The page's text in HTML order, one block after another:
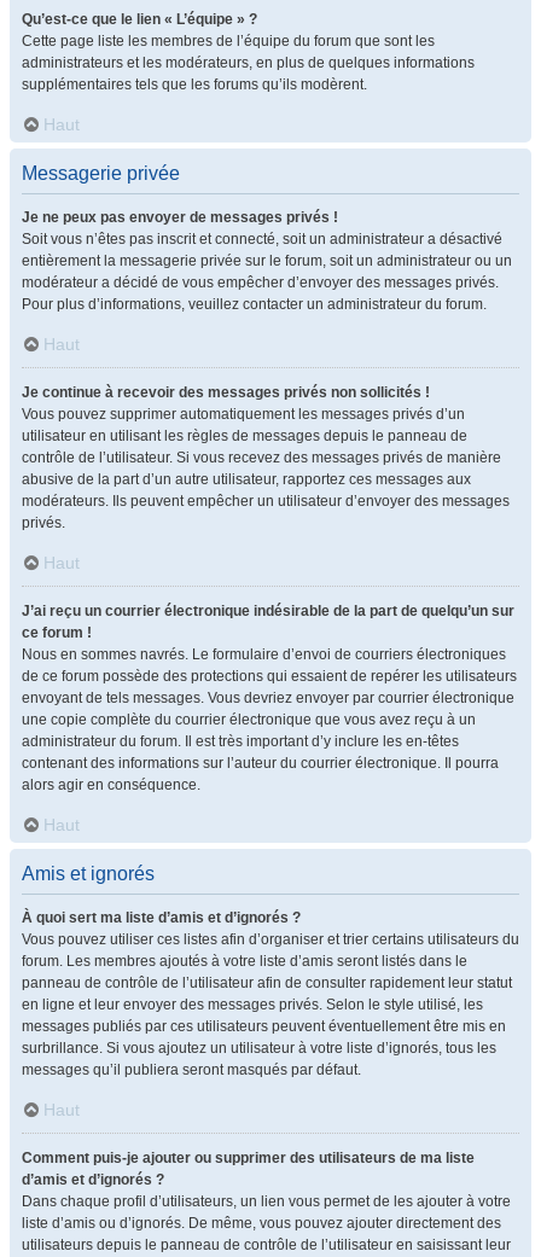
Qu’est-ce que le lien « L’équipe » ?
Cette page liste les membres de l’équipe du forum que sont les
administrateurs et les modérateurs, en plus de quelques informations
supplémentaires tels que les forums qu’ils modèrent.
Haut
Messagerie privée
Je ne peux pas envoyer de messages privés !
Soit vous n’êtes pas inscrit et connecté, soit un administrateur a désactivé
entièrement la messagerie privée sur le forum, soit un administrateur ou un
modérateur a décidé de vous empêcher d’envoyer des messages privés.
Pour plus d’informations, veuillez contacter un administrateur du forum.
Haut
Je continue à recevoir des messages privés non sollicités !
Vous pouvez supprimer automatiquement les messages privés d’un
utilisateur en utilisant les règles de messages depuis le panneau de
contrôle de l’utilisateur. Si vous recevez des messages privés de manière
abusive de la part d’un autre utilisateur, rapportez ces messages aux
modérateurs. Ils peuvent empêcher un utilisateur d’envoyer des messages
privés.
Haut
J’ai reçu un courrier électronique indésirable de la part de quelqu’un sur
ce forum !
Nous en sommes navrés. Le formulaire d’envoi de courriers électroniques
de ce forum possède des protections qui essaient de repérer les utilisateurs
envoyant de tels messages. Vous devriez envoyer par courrier électronique
une copie complète du courrier électronique que vous avez reçu à un
administrateur du forum. Il est très important d’y inclure les en-têtes
contenant des informations sur l’auteur du courrier électronique. Il pourra
alors agir en conséquence.
Haut
Amis et ignorés
À quoi sert ma liste d’amis et d’ignorés ?
Vous pouvez utiliser ces listes afin d’organiser et trier certains utilisateurs du
forum. Les membres ajoutés à votre liste d’amis seront listés dans le
panneau de contrôle de l’utilisateur afin de consulter rapidement leur statut
en ligne et leur envoyer des messages privés. Selon le style utilisé, les
messages publiés par ces utilisateurs peuvent éventuellement être mis en
surbrillance. Si vous ajoutez un utilisateur à votre liste d’ignorés, tous les
messages qu’il publiera seront masqués par défaut.
Haut
Comment puis-je ajouter ou supprimer des utilisateurs de ma liste
d’amis et d’ignorés ?
Dans chaque profil d’utilisateurs, un lien vous permet de les ajouter à votre
liste d’amis ou d’ignorés. De même, vous pouvez ajouter directement des
utilisateurs depuis le panneau de contrôle de l’utilisateur en saisissant leur